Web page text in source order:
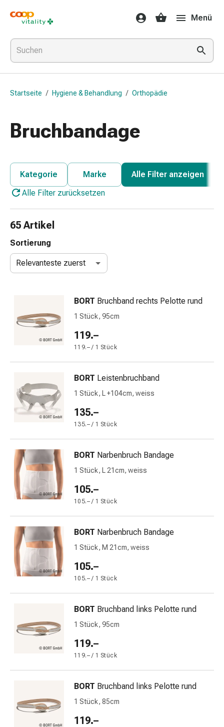
Medikamente
&
Gesundheit
Grippe
&
Erkältung
Grippe-
Erkältung
Medikamente
Bronchitis
Inhalationsgeräte
Schnupfen
Wund-
Elastische
Wundbinden
Kompressen
Fingerverbände
Fixationspflaster
Gazen
Kompressionsbinden
Pflasterbinden,
Tapes
&
&
Netzverbände
Verbandsmaterial
Verbrennungen
Sonnenbrand
Verbandwechsel-
Sets
Wundauflagen
Wundbehandlung
Wundsprays
kleber
Ziehsalbe
Tupfer
und
Ohrenbeschwerden
Ohrenpflege
Augentropfen
Menü
Startseite / Hygiene & Behandlung / Orthopädie
Bruchbandage
Kategorie Marke
Alle Filter anzeigen
Alle Filter zurücksetzen
65 Artikel
Sortierung
Relevanteste zuerst
BORT Bruchband rechts Pelotte rund
1 Stück, 95cm
119.–
119.– / 1 Stück
BORT Leistenbruchband
1 Stück, L +104cm, weiss
135.–
135.– / 1 Stück
BORT Narbenbruch Bandage
1 Stück, L 21cm, weiss
105.–
105.– / 1 Stück
BORT Narbenbruch Bandage
1 Stück, M 21cm, weiss
105.–
105.– / 1 Stück
BORT Bruchband links Pelotte rund
1 Stück, 95cm
119.–
119.– / 1 Stück
BORT Bruchband links Pelotte rund
1 Stück, 85cm
119.–